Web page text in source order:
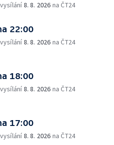
8. 8. 2026 na ČT24
22:00
8. 8. 2026 na ČT24
18:00
8. 8. 2026 na ČT24
17:00
8. 8. 2026 na ČT24